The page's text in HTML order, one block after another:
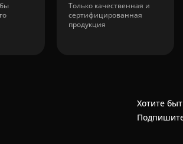
Только качественная и
сертифицированная
продукция
Хотите